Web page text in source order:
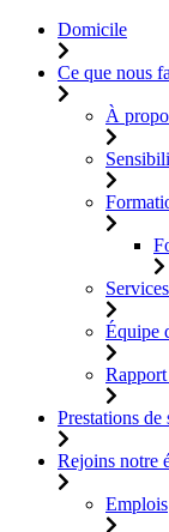
Domicile
Ce que nous
À
Équipe
Prestations de
Rejoins notre
Emplois